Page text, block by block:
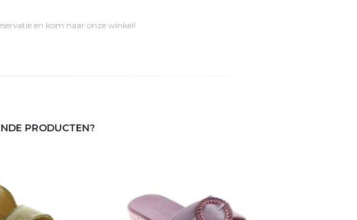
en kom naar onze winkel!
PRODUCTEN?